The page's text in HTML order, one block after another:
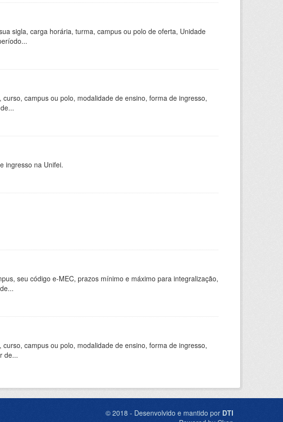
sigla, carga horária, turma, campus ou polo de oferta, Unidade
campus ou polo, modalidade de ensino, forma de ingresso,
ingresso na Unifei.
seu código e-MEC, prazos mínimo e máximo para integralização,
campus ou polo, modalidade de ensino, forma de ingresso,
de...
© 2018 - Desenvolvido e mantido por DTI